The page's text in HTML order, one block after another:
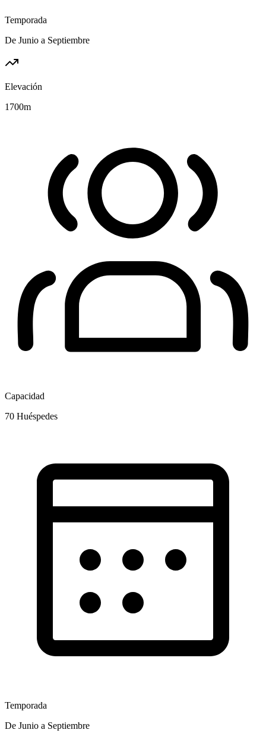
Temporada
De Junio a Septiembre
Elevación
1700m
Capacidad
70 Huéspedes
Temporada
De Junio a Septiembre